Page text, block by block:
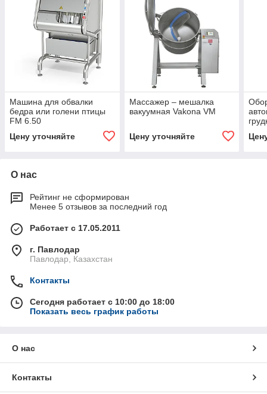
Машина для обвалки
бедра или голени птицы
FM 6.50
Цену уточняйте
Массажер – мешалка
вакуумная Vakona VM
Цену уточняйте
О нас
Рейтинг не сформирован
Менее 5 отзывов за последний год
Работает с 17.05.2011
г. Павлодар
Павлодар, Казахстан
Контакты
Сегодня работает с 10:00 до 18:00
Показать весь график работы
О нас
Контакты